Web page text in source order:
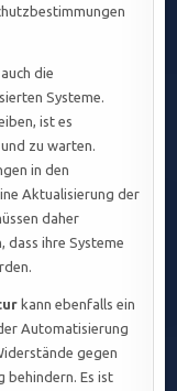
die
Systeme.
ist es
zu warten.
in den
Aktualisierung der
daher
dass ihre Systeme
kann ebenfalls ein
Automatisierung
gegen
behindern. Es ist